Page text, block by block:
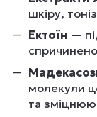
шкіру,
Ектоїн —
молекули
та